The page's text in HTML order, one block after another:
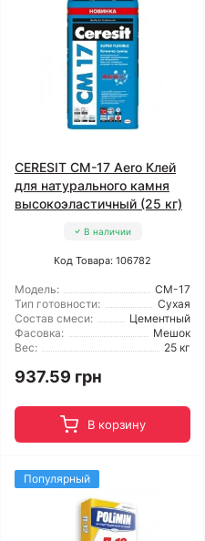
CERESIT CM-17 Aero Клей
для натурального камня
высокоэластичный (25 кг)
В наличии
Код Товара: 106782
Модель:
CM-17
Тип готовности:
Сухая
Состав смеси:
Цементный
Фасовка:
Мешок
Вес:
25 кг
937.59 грн
В корзину
Популярный